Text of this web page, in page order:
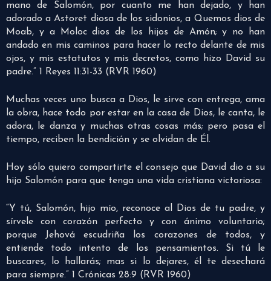
mano de Salomón, por cuanto me han dejado, y han
adorado a Astoret diosa de los sidonios, a Quemos dios de
Moab, y a Moloc dios de los hijos de Amón; y no han
andado en mis caminos para hacer lo recto delante de mis
ojos, y mis estatutos y mis decretos, como hizo David su
padre.” 1 Reyes 11:31-33 (RVR 1960)
Muchas veces uno busca a Dios, le sirve con entrega, ama
la obra, hace todo por estar en la casa de Dios, le canta, le
adora, le danza y muchas otras cosas más; pero pasa el
tiempo, reciben la bendición y se olvidan de Él.
Hoy sólo quiero compartirte el consejo que David dio a su
hijo Salomón para que tenga una vida cristiana victoriosa:
“Y tú, Salomón, hijo mío, reconoce al Dios de tu padre, y
sírvele con corazón perfecto y con ánimo voluntario;
porque Jehová escudriña los corazones de todos, y
entiende todo intento de los pensamientos. Si tú le
buscares, lo hallarás; mas si lo dejares, él te desechará
para siempre.” 1 Crónicas 28:9 (RVR 1960)